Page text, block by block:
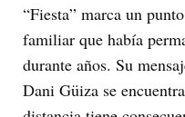
“Fiesta” marca un
familiar que había
durante años. Su
Dani Güiza se